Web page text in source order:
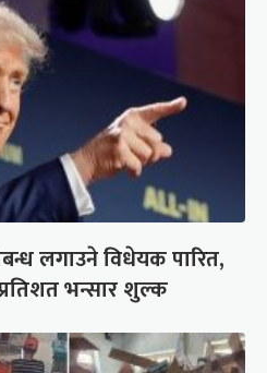
लगाउने विधेयक पारित,
भन्सार शुल्क